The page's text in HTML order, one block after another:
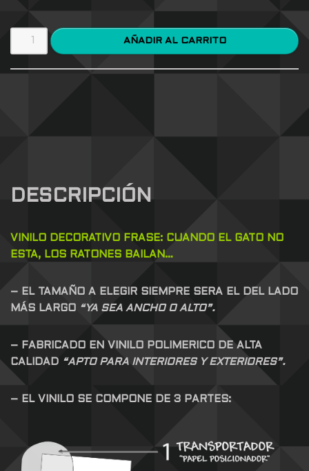
AÑADIR AL CARRITO
DESCRIPCIÓN
VINILO DECORATIVO FRASE: CUANDO EL GATO NO
ESTA, LOS RATONES BAILAN…
– EL TAMAÑO A ELEGIR SIEMPRE SERA EL DEL LADO
MÁS LARGO “YA SEA ANCHO O ALTO”.
– FABRICADO EN VINILO POLIMERICO DE ALTA
CALIDAD “APTO PARA INTERIORES Y EXTERIORES”.
– EL VINILO SE COMPONE DE 3 PARTES: